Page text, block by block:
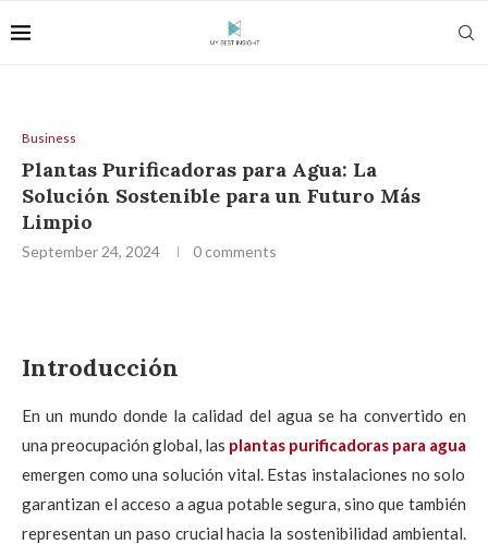
Business
Plantas Purificadoras para Agua: La
Solución Sostenible para un Futuro Más
Limpio
September 24, 2024 0 comments
Introducción
En un mundo donde la calidad del agua se ha convertido en
una preocupación global, las plantas purificadoras para agua
emergen como una solución vital. Estas instalaciones no solo
garantizan el acceso a agua potable segura, sino que también
representan un paso crucial hacia la sostenibilidad ambiental.